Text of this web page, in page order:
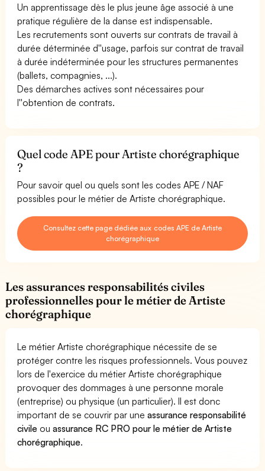
Un apprentissage dès le plus jeune âge associé à une
pratique régulière de la danse est indispensable.
Les recrutements sont ouverts sur contrats de travail à
durée déterminée d''usage, parfois sur contrat de travail
à durée indéterminée pour les structures permanentes
(ballets, compagnies, ...).
Des démarches actives sont nécessaires pour
l''obtention de contrats.
Quel code APE pour Artiste chorégraphique
?
Pour savoir quel ou quels sont les codes APE / NAF
possibles pour le métier de Artiste chorégraphique.
Consultez cette page dédiée aux codes APE de Artiste
chorégraphique
Les assurances responsabilités civiles
professionnelles pour le métier de Artiste
chorégraphique
Le métier Artiste chorégraphique nécessite de se
protéger contre les risques professionnels. Vous pouvez
lors de l'exercice du métier Artiste chorégraphique
provoquer des dommages à une personne morale
(entreprise) ou physique (un particulier). Il est donc
important de se couvrir par uneassurance responsabilité
civile ouassurance RC PRO pour le métier de Artiste
chorégraphique.